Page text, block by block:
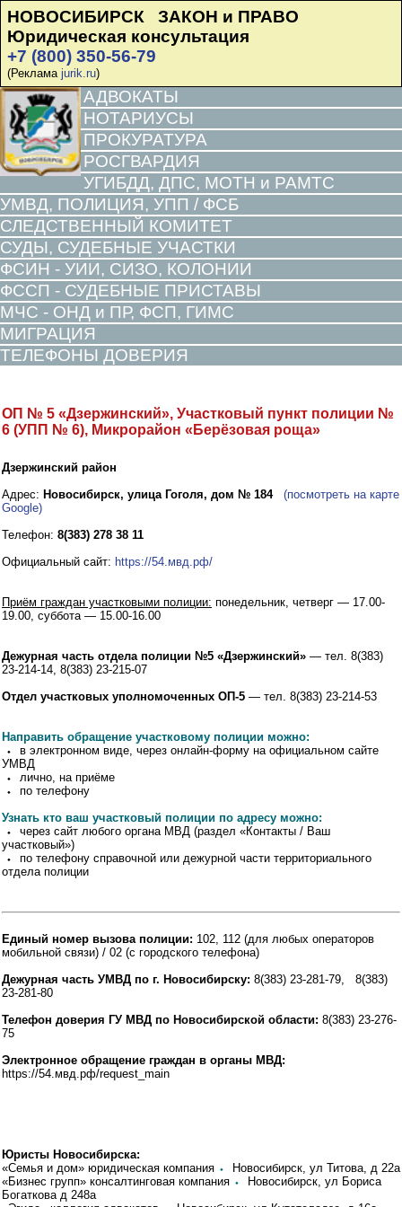
НОВОСИБИРСК ЗАКОН и ПРАВО
Юридическая консультация
+7 (800) 350-56-79
(Реклама jurik.ru)
АДВОКАТЫ
НОТАРИУСЫ
ПРОКУРАТУРА
РОСГВАРДИЯ
УГИБДД, ДПС, МОТН и РАМТС
УМВД, ПОЛИЦИЯ, УПП / ФСБ
СЛЕДСТВЕННЫЙ КОМИТЕТ
СУДЫ, СУДЕБНЫЕ УЧАСТКИ
ФСИН - УИИ, СИЗО, КОЛОНИИ
ФССП - СУДЕБНЫЕ ПРИСТАВЫ
МЧС - ОНД и ПР, ФСП, ГИМС
МИГРАЦИЯ
ТЕЛЕФОНЫ ДОВЕРИЯ
ОП № 5 «Дзержинский», Участковый пункт полиции №
6 (УПП № 6), Микрорайон «Берёзовая роща»
Дзержинский район
Адрес: Новосибирск, улица Гоголя, дом № 184
(посмотреть на карте
Google)
Телефон: 8(383) 278 38 11
Официальный сайт: https://54.мвд.рф/
Приём граждан участковыми полиции: понедельник, четверг — 17.00-
19.00, суббота — 15.00-16.00
Дежурная часть отдела полиции №5 «Дзержинский» — тел. 8(383)
23-214-14, 8(383) 23-215-07
Отдел участковых уполномоченных ОП-5 — тел. 8(383) 23-214-53
Направить обращение участковому полиции можно:
⬩ в электронном виде, через онлайн-форму на официальном сайте
УМВД
⬩ лично, на приёме
⬩ по телефону
Узнать кто ваш участковый полиции по адресу можно:
⬩ через сайт любого органа МВД (раздел «Контакты / Ваш
участковый»)
⬩ по телефону справочной или дежурной части территориального
отдела полиции
Единый номер вызова полиции: 102, 112 (для любых операторов
мобильной связи) / 02 (с городского телефона)
Дежурная часть УМВД по г. Новосибирску: 8(383) 23-281-79, 8(383)
23-281-80
Телефон доверия ГУ МВД по Новосибирской области: 8(383) 23-276-
75
Электронное обращение граждан в органы МВД:
https://54.мвд.рф/request_main
Юристы Новосибирска:
«Семья и дом» юридическая компания ⬩
Новосибирск, ул Титова, д 22а
«Бизнес групп» консалтинговая компания ⬩
Новосибирск, ул Бориса
Богаткова д 248а